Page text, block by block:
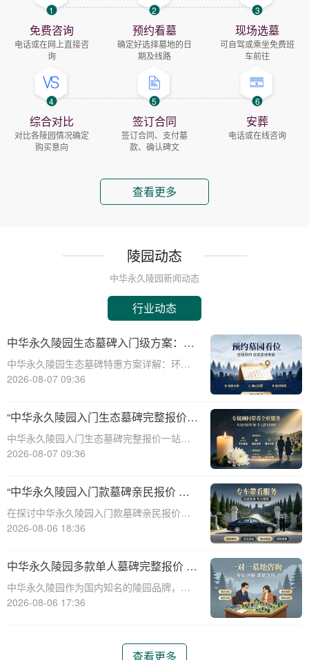
1
免费咨询
电话或在网上直接咨
询
2
预约看墓
确定好选择墓地的日
期及线路
3
现场选墓
可自驾或乘坐免费班
车前往
4
综合对比
对比各陵园情况确定
购买意向
5
签订合同
签订合同、支付墓
款、确认碑文
6
安葬
电话或在线咨询
查看更多
陵园动态
中华永久陵园新闻动态
行业动态
中华永久陵园生态墓碑入门级方案：完
整报价与一站式服务打包特惠解析
中华永久陵园生态墓碑特惠方案详解：环
保、经济、个性化选择☎ 中华永久陵园电
提升，选择一个环保且经济的陵园及墓碑成
为许多家庭的考虑。中华永久陵园，作
2026-08-07 09:36
“中华永久陵园入门生态墓碑完整报价
一站式服务打包特惠详解”
中华永久陵园入门生态墓碑完整报价一站式
服务打包特惠详解☎ 中华永久陵园电话:400-
之一，一直致力于提供高品质、个性化的墓
碑服务。生态墓碑作为一种环保、
2026-08-07 09:36
“中华永久陵园入门款墓碑亲民报价 一
次性付清享折上折：超值优惠与便捷选
择的完美结合”
在探讨中华永久陵园入门款墓碑亲民报价这
一主题时，我们首先需要理解墓碑选择的重
对逝者的纪念，也是对生者情感的寄托。因
此，选择一款既符合预算又具有纪念意义的
墓碑显得尤
2026-08-06 18:36
中华永久陵园多款单人墓碑完整报价 淡
季下单直降数千元详解
中华永久陵园作为国内知名的陵园品牌，提
供多种单人墓碑选择，满足不同客户的需
元的优惠政策，帮助消费者做出明智的选
2026-08-06 17:36
查看更多